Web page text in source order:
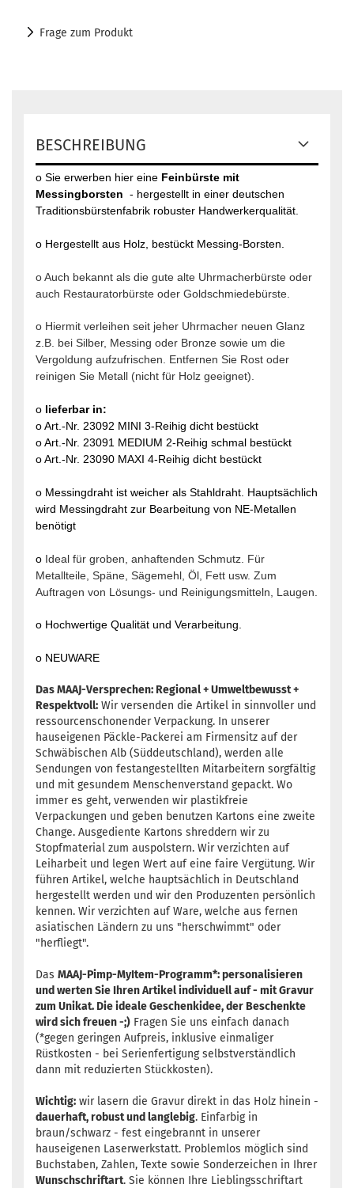
Frage zum Produkt
BESCHREIBUNG
o Sie erwerben hier eine Feinbürste mit
Messingborsten - hergestellt in einer deutschen
Traditionsbürstenfabrik robuster Handwerkerqualität.
o Hergestellt aus Holz, bestückt Messing-Borsten.
o Auch bekannt als die gute alte Uhrmacherbürste oder
auch Restauratorbürste oder Goldschmiedebürste.
o Hiermit verleihen seit jeher Uhrmacher neuen Glanz
z.B. bei Silber, Messing oder Bronze sowie um die
Vergoldung aufzufrischen. Entfernen Sie Rost oder
reinigen Sie Metall (nicht für Holz geeignet).
o lieferbar in:
o Art.-Nr. 23092 MINI 3-Reihig dicht bestückt
o Art.-Nr. 23091 MEDIUM 2-Reihig schmal bestückt
o Art.-Nr. 23090 MAXI 4-Reihig dicht bestückt
o Messingdraht ist weicher als Stahldraht. Hauptsächlich
wird Messingdraht zur Bearbeitung von NE-Metallen
benötigt
o Ideal für groben, anhaftenden Schmutz. Für
Metallteile, Späne, Sägemehl, Öl, Fett usw. Zum
Auftragen von Lösungs- und Reinigungsmitteln, Laugen.
o Hochwertige Qualität und Verarbeitung.
o NEUWARE
Das MAAJ-Versprechen: Regional + Umweltbewusst +
Respektvoll: Wir versenden die Artikel in sinnvoller und
ressourcenschonender Verpackung. In unserer
hauseigenen Päckle-Packerei am Firmensitz auf der
Schwäbischen Alb (Süddeutschland), werden alle
Sendungen von festangestellten Mitarbeitern sorgfältig
und mit gesundem Menschenverstand gepackt. Wo
immer es geht, verwenden wir plastikfreie
Verpackungen und geben benutzen Kartons eine zweite
Change. Ausgediente Kartons shreddern wir zu
Stopfmaterial zum auspolstern. Wir verzichten auf
Leiharbeit und legen Wert auf eine faire Vergütung. Wir
führen Artikel, welche hauptsächlich in Deutschland
hergestellt werden und wir den Produzenten persönlich
kennen. Wir verzichten auf Ware, welche aus fernen
asiatischen Ländern zu uns "herschwimmt" oder
"herfliegt".
Das MAAJ-Pimp-MyItem-Programm*: personalisieren
und werten Sie Ihren Artikel individuell auf - mit Gravur
zum Unikat. Die ideale Geschenkidee, der Beschenkte
wird sich freuen -;) Fragen Sie uns einfach danach
(*gegen geringen Aufpreis, inklusive einmaliger
Rüstkosten - bei Serienfertigung selbstverständlich
dann mit reduzierten Stückkosten).
Wichtig: wir lasern die Gravur direkt in das Holz hinein -
dauerhaft, robust und langlebig. Einfarbig in
braun/schwarz - fest eingebrannt in unserer
hauseigenen Laserwerkstatt. Problemlos möglich sind
Buchstaben, Zahlen, Texte sowie Sonderzeichen in Ihrer
Wunschschriftart. Sie können Ihre Lieblingsschriftart